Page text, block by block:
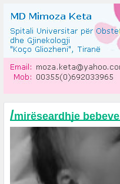
/mirëseardhje bebeve